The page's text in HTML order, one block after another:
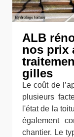
ALB
nos prix
gilles
Le coût de
plusieurs
l'état de la
également
chantier. Le